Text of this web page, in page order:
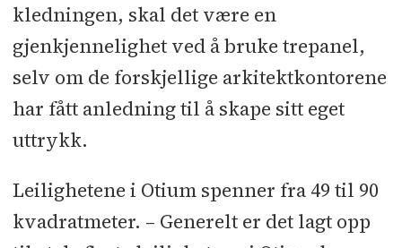
kledningen, skal det være en
gjenkjennelighet ved å bruke trepanel,
selv om de forskjellige arkitektkontorene
har fått anledning til å skape sitt eget
uttrykk.
Leilighetene i Otium spenner fra 49 til 90
kvadratmeter. – Generelt er det lagt opp